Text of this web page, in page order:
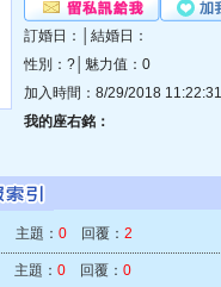
訂婚日：│結婚日：
性別：?│魅力值：0
加入時間：8/29/2018
我的座右銘：
主題： 0 回覆： 2
主題： 0 回覆： 0